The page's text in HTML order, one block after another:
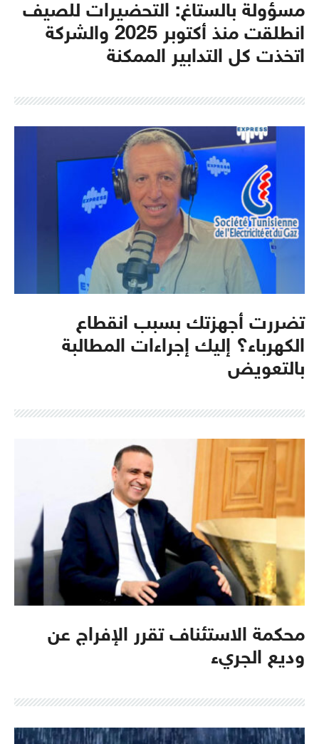
مسؤولة بالستاغ: التحضيرات للصيف
انطلقت منذ أكتوبر 2025 والشركة
اتخذت كل التدابير الممكنة
تضررت أجهزتك بسبب انقطاع
الكهرباء؟ إليك إجراءات المطالبة
بالتعويض
محكمة الاستئناف تقرر الإفراج عن
وديع الجريء